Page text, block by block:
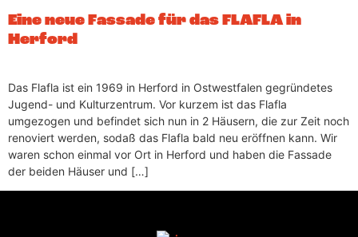
Eine neue Fassade für das FLAFLA in
Herford
Das Flafla ist ein 1969 in Herford in Ostwestfalen gegründetes
Jugend- und Kulturzentrum. Vor kurzem ist das Flafla
umgezogen und befindet sich nun in 2 Häusern, die zur Zeit noch
renoviert werden, sodaß das Flafla bald neu eröffnen kann. Wir
waren schon einmal vor Ort in Herford und haben die Fassade
der beiden Häuser und […]